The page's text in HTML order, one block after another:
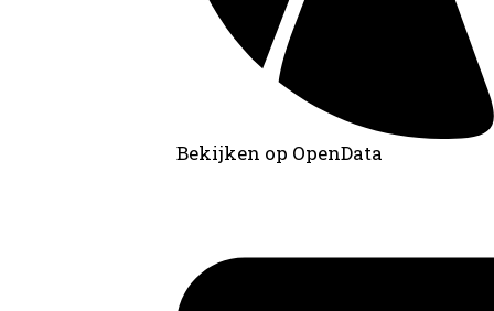
Bekijken op OpenData